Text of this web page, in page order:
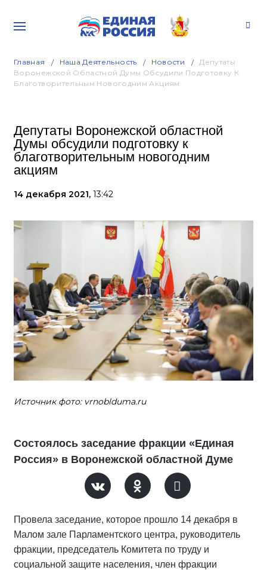
Главная Наша Деятельность Новости
Депутаты
Воронежской Областной Думы Обсудили Подготовку К
Благотворительным Новогодним Акциям
Депутаты Воронежской областной
Думы обсудили подготовку к
благотворительным новогодним
акциям
14 декабря 2021, 13:42
Источник фото: vrnoblduma.ru
Состоялось заседание фракции «Единая
Россия» в Воронежской областной Думе
Провела заседание, которое прошло 14 декабря в
Малом зале Парламентского центра, руководитель
фракции, председатель Комитета по труду и
социальной защите населения, член фракции